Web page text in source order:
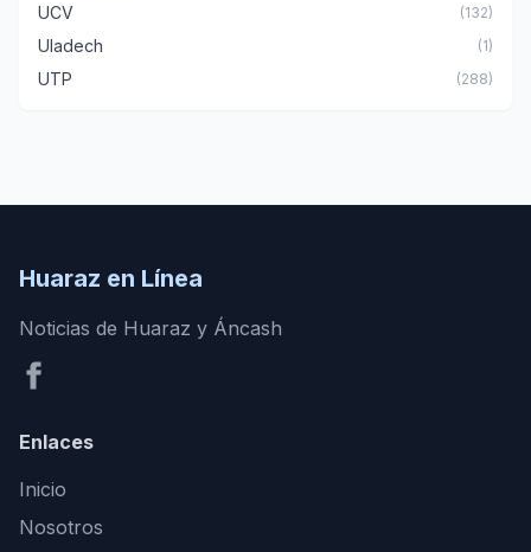
UCV (132)
Uladech (1)
UTP (288)
Huaraz en Línea
Noticias de Huaraz y Áncash
Enlaces
Inicio
Nosotros